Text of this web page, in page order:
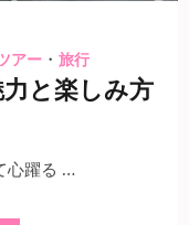
アー ・ 旅行
と楽しみ方
心躍る …